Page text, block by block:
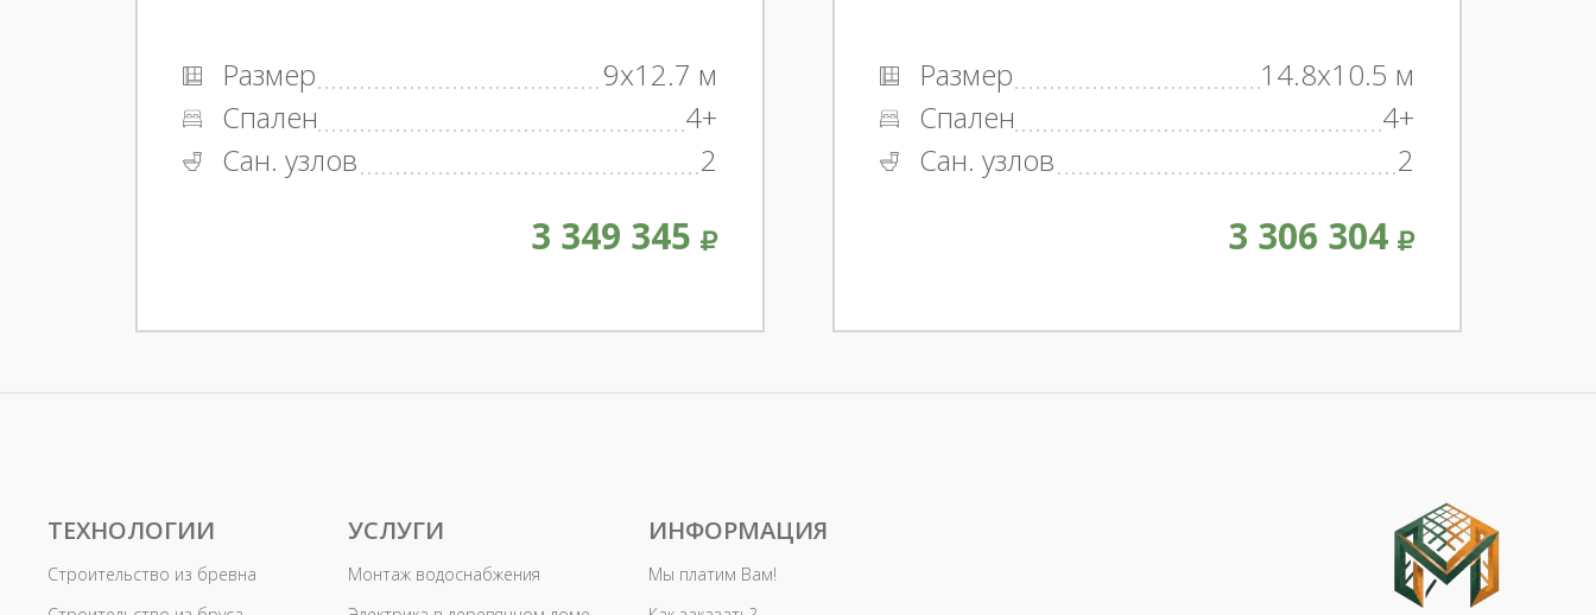
Размер
9x12.7 м
Спален
4+
Сан. узлов
2
3 349 345
Размер
14.8x10.5 м
Спален
4+
Сан. узлов
2
3 306 304
ТЕХНОЛОГИИ
Строительство из бревна
УСЛУГИ
Монтаж водоснабжения
ИНФОРМАЦИЯ
Мы платим Вам!